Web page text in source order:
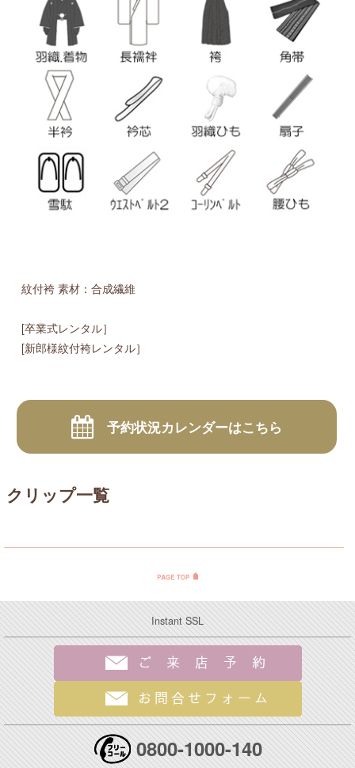
紋付袴 素材：合成繊維
[卒業式レンタル］
[新郎様紋付袴レンタル］
予約状況カレンダーはこちら
クリップ一覧
Instant SSL
0800-1000-140